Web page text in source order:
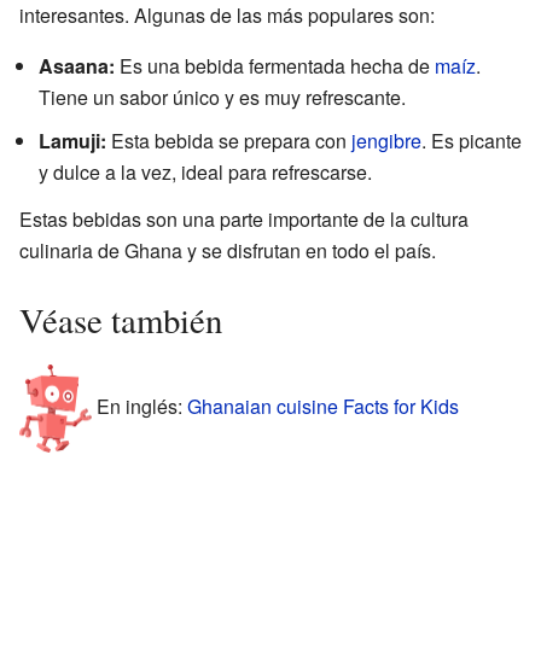
interesantes. Algunas de las más populares son:
Asaana: Es una bebida fermentada hecha de maíz.
Tiene un sabor único y es muy refrescante.
Lamuji: Esta bebida se prepara con jengibre. Es picante
y dulce a la vez, ideal para refrescarse.
Estas bebidas son una parte importante de la cultura
culinaria de Ghana y se disfrutan en todo el país.
Véase también
En inglés: Ghanaian cuisine Facts for Kids